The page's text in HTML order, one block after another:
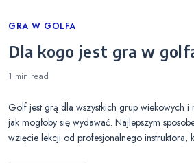
Categories
GRA W GOLFA
Dla kogo jest gra w
1 min read
Golf jest grą dla wszystkich grup wiekowych i
jak mogłoby się wydawać. Najlepszym
wzięcie lekcji od profesjonalnego instruktora,